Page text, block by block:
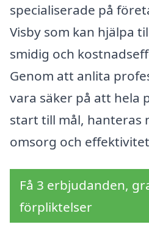
specialiserade på
Visby som kan hjälpa
smidig och
Genom att anlita
vara säker på att hela
start till mål, hanteras
omsorg och
Få 3 erbjudanden,
förpliktelser